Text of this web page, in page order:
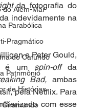
do Além-Mar
Parabólica
Pragmático
do Cafundó
Patrimônio
de Histórias
Giramundo
da fotografia do
indevidamente na
um spin-off da
Bad, ambas
pela Netflix. Para
com esse